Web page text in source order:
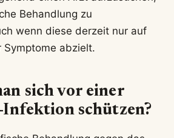
Behandlung zu
wenn diese derzeit nur auf
abzielt.
sich vor einer
schützen?